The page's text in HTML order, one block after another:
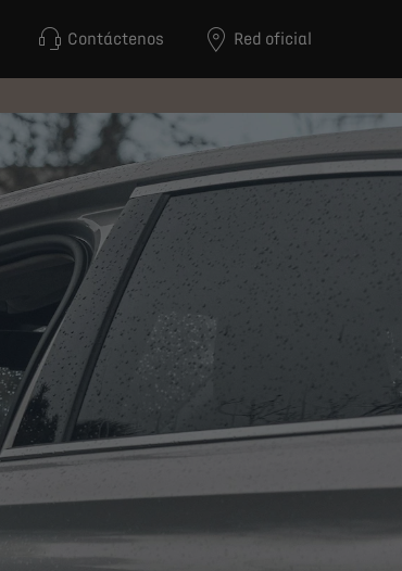
Contáctenos Red oficial